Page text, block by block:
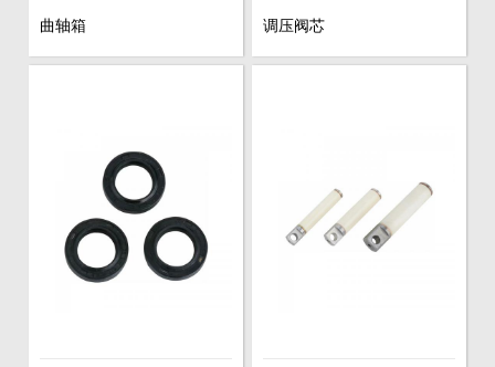
曲轴箱 调压阀芯